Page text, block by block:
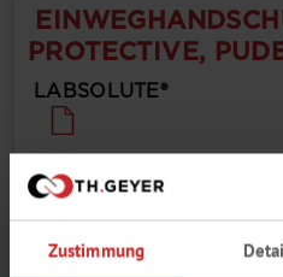
Zustimmung
PROTECTIVE,
LABSOLUTE®